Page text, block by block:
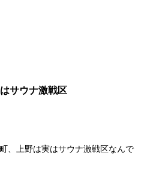
サウナ激戦区
、上野は実はサウナ激戦区なんで